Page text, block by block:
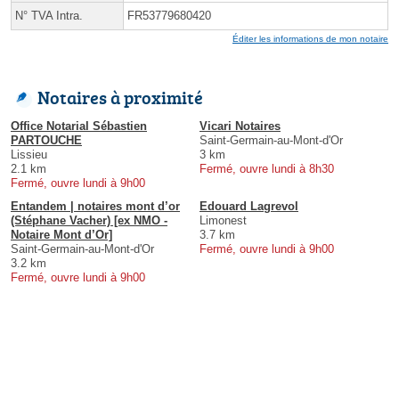
N° TVA Intra. FR53779680420
Éditer les informations de mon notaire
Notaires à proximité
Office Notarial Sébastien
PARTOUCHE
Lissieu
2.1 km
Fermé, ouvre lundi à 9h00
Vicari Notaires
Saint-Germain-au-Mont-d'Or
3 km
Fermé, ouvre lundi à 8h30
Entandem | notaires mont d’or
(Stéphane Vacher) [ex NMO -
Notaire Mont d’Or]
Saint-Germain-au-Mont-d'Or
3.2 km
Fermé, ouvre lundi à 9h00
Edouard Lagrevol
Limonest
3.7 km
Fermé, ouvre lundi à 9h00